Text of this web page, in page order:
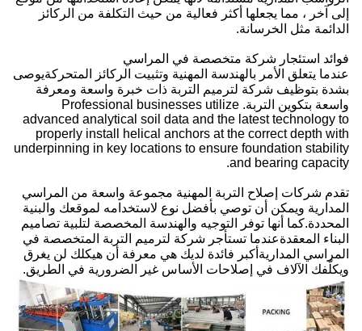
إلى آخر ، مما يجعلها أكثر فعالية من حيث التكلفة من الركائز
الدائمة مثل الخرسانة.
فوائد استئجار شركة متخصصة في المراسي
عندما يتعلق الأمر بالهندسة المهنية وتثبيت الركائز المتحركةيوصى
بشدة بتوظيف شركة لترميم التربة ذات خبرة واسعة ومعرفة
واسعة بتكوين التربة. Professional businesses utilize
advanced analytical soil data and the latest technology to
properly install helical anchors at the correct depth with
underpinning in key locations to ensure foundation stability
and bearing capacity.
تقدم شركات إصلاح التربة المهنية مجموعة واسعة من المراسي
المدارية ويمكن أن توصي بأفضل نوع لاستخدامه لموقعك والبنية
المحددة.كما أنها توفر التوجيه والهندسة المخصصة لتلبية تصاميم
البناء المعقدةعندما تستأجر شركة لترميم التربة المتخصصة في
المراسي المداريةأكبر فائدة لديك هي معرفة أن هيكلك لن يغرق
ويكلّفك الآلاف في إصلاحات الأساس غير الضرورية في الطريق.